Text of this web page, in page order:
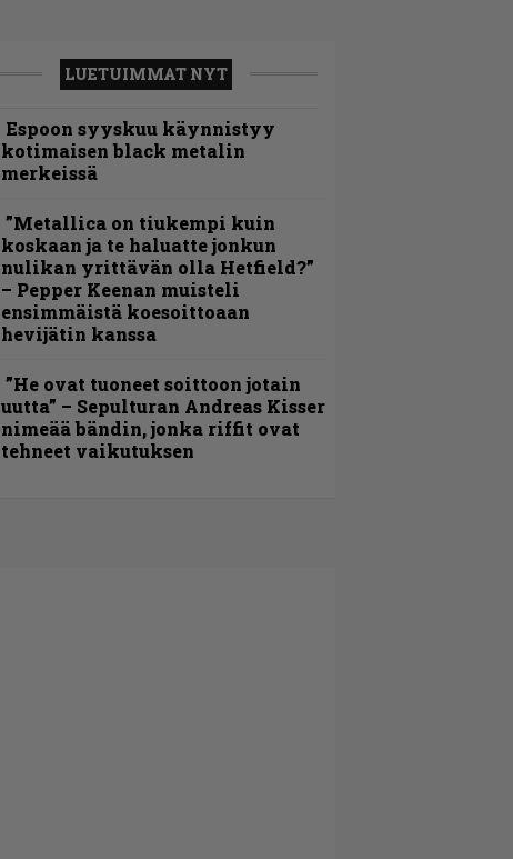
LUETUIMMAT NYT
Espoon syyskuu käynnistyy
kotimaisen black metalin
merkeissä
”Metallica on tiukempi kuin
koskaan ja te haluatte jonkun
nulikan yrittävän olla Hetfield?”
– Pepper Keenan muisteli
ensimmäistä koesoittoaan
hevijätin kanssa
”He ovat tuoneet soittoon jotain
uutta” – Sepulturan Andreas Kisser
nimeää bändin, jonka riffit ovat
tehneet vaikutuksen